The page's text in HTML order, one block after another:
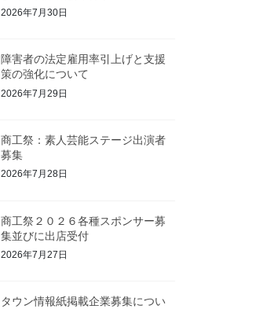
2026年7月30日
障害者の法定雇用率引上げと支援
策の強化について
2026年7月29日
商工祭：素人芸能ステージ出演者
募集
2026年7月28日
商工祭２０２６各種スポンサー募
集並びに出店受付
2026年7月27日
タウン情報紙掲載企業募集につい